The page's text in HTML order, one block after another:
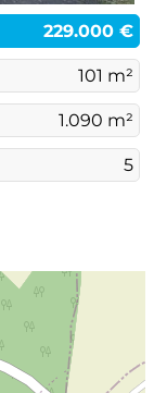
229.000 €
101 m²
1.090 m²
5